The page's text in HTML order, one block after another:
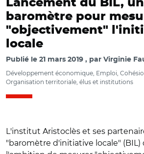
Lancement du BIL, un
baromètre pour
"objectivement"
locale
Publié le 21 mars 2019 par Virginie
Développement économique, Emploi,
Organisation territoriale, élus et institutions
L'institut Aristoclès et ses
"baromètre d'initiative locale" (BIL)